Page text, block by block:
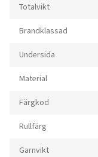
Totalvikt
Brandklassad
Undersida
Material
Färgkod
Rullfärg
Garnvikt